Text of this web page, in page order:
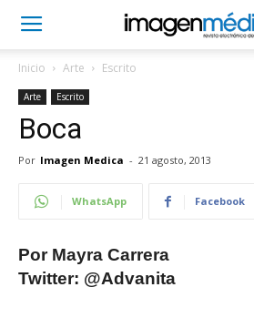
Inicio Arte Escrito
Arte Escrito
Boca
Por Imagen Medica - 21 agosto, 2013
WhatsApp Facebook
Por Mayra Carrera
Twitter: @Advanita